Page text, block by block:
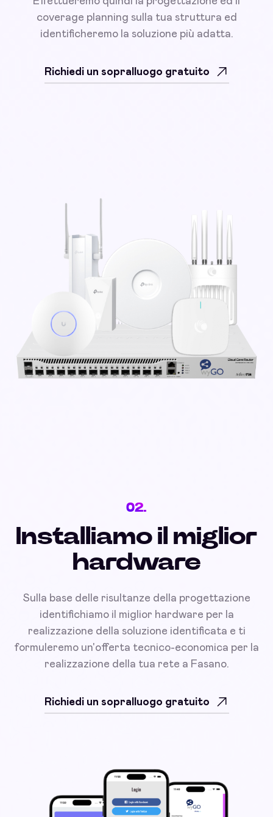
coverage planning sulla tua struttura ed
identificheremo la soluzione più adatta.
Richiedi un sopralluogo gratuito
02.
Installiamo il miglior
hardware
Sulla base delle risultanze della progettazione
identifichiamo il miglior hardware per la
realizzazione della soluzione identificata e ti
formuleremo un'offerta tecnico-economica per la
realizzazione della tua rete a Fasano.
Richiedi un sopralluogo gratuito